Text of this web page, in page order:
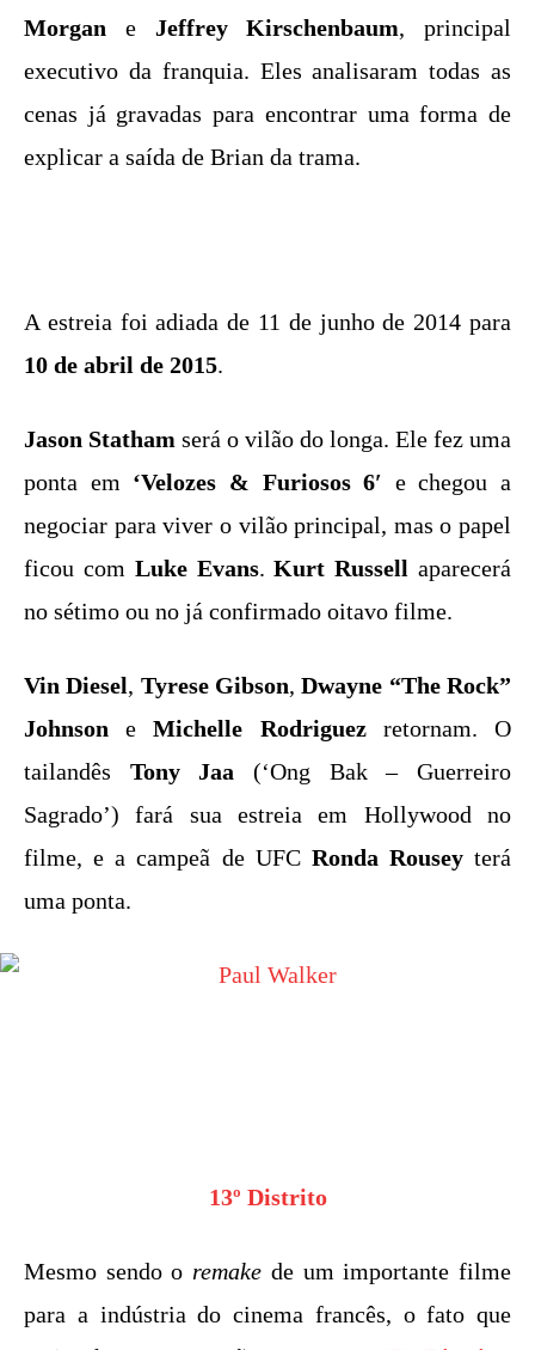
Morgan e Jeffrey Kirschenbaum, principal
executivo da franquia. Eles analisaram todas as
cenas já gravadas para encontrar uma forma de
explicar a saída de Brian da trama.
A estreia foi adiada de 11 de junho de 2014 para
10 de abril de 2015.
Jason Statham será o vilão do longa. Ele fez uma
ponta em ‘Velozes & Furiosos 6′ e chegou a
negociar para viver o vilão principal, mas o papel
ficou com Luke Evans.Kurt Russell aparecerá
no sétimo ou no já confirmado oitavo filme.
Vin Diesel, Tyrese Gibson,Dwayne “The Rock”
Johnson eMichelle Rodriguezretornam. O
tailandês Tony Jaa (‘Ong Bak – Guerreiro
Sagrado’) fará sua estreia em Hollywood no
filme, e a campeã de UFC Ronda Rouseyterá
uma ponta.
13º Distrito
Mesmo sendo o remake de um importante filme
para a indústria do cinema francês, o fato que